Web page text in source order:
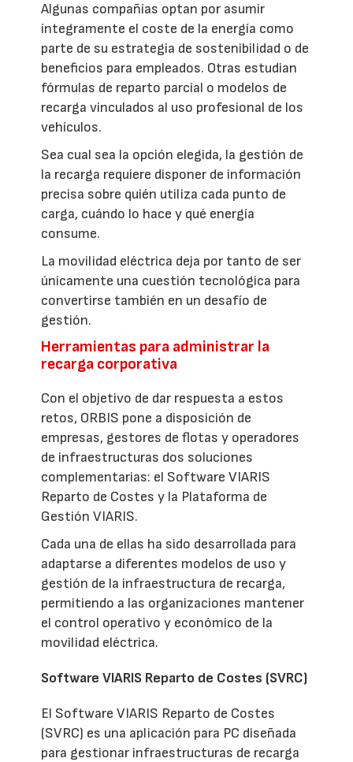
Algunas compañías optan por asumir
íntegramente el coste de la energía como
parte de su estrategia de sostenibilidad o de
beneficios para empleados. Otras estudian
fórmulas de reparto parcial o modelos de
recarga vinculados al uso profesional de los
vehículos.
Sea cual sea la opción elegida, la gestión de
la recarga requiere disponer de información
precisa sobre quién utiliza cada punto de
carga, cuándo lo hace y qué energía
consume.
La movilidad eléctrica deja por tanto de ser
únicamente una cuestión tecnológica para
convertirse también en un desafío de
gestión.
Herramientas para administrar la
recarga corporativa
Con el objetivo de dar respuesta a estos
retos, ORBIS pone a disposición de
empresas, gestores de flotas y operadores
de infraestructuras dos soluciones
complementarias: el Software VIARIS
Reparto de Costes y la Plataforma de
Gestión VIARIS.
Cada una de ellas ha sido desarrollada para
adaptarse a diferentes modelos de uso y
gestión de la infraestructura de recarga,
permitiendo a las organizaciones mantener
el control operativo y económico de la
movilidad eléctrica.
Software VIARIS Reparto de Costes (SVRC)
El Software VIARIS Reparto de Costes
(SVRC) es una aplicación para PC diseñada
para gestionar infraestructuras de recarga